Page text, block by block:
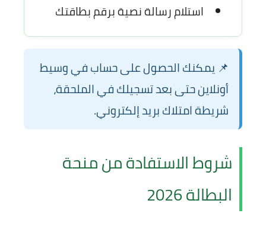
استلام رسالة نصية برقم بطاقتك
📌 يمكنك الحصول على حساب في وسيط
أونلاين حتى بعد تسجيلك في الملحقة،
شريطة امتلاك بريد إلكتروني.
شروط الاستفادة من منحة
البطالة 2026